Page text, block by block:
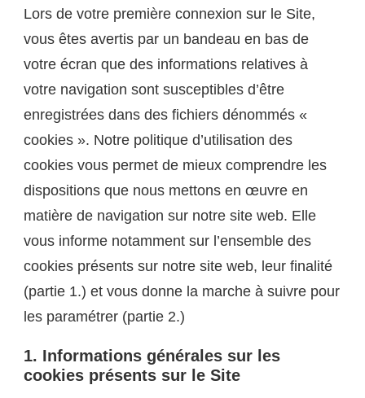
Lors de votre première connexion sur le Site,
vous êtes avertis par un bandeau en bas de
votre écran que des informations relatives à
votre navigation sont susceptibles d’être
enregistrées dans des fichiers dénommés «
cookies ». Notre politique d’utilisation des
cookies vous permet de mieux comprendre les
dispositions que nous mettons en œuvre en
matière de navigation sur notre site web. Elle
vous informe notamment sur l’ensemble des
cookies présents sur notre site web, leur finalité
(partie 1.) et vous donne la marche à suivre pour
les paramétrer (partie 2.)
1. Informations générales sur les
cookies présents sur le Site